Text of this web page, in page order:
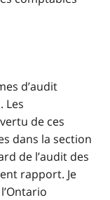
d’audit
Les
de ces
dans la section
de l’audit des
rapport. Je